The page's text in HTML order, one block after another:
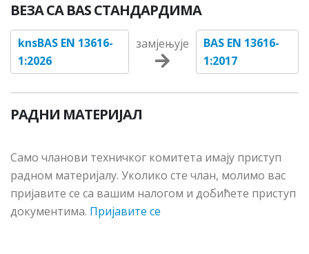
ВЕЗА СА BAS СТАНДАРДИМА
knsBAS EN 13616-
1:2026
замјењује
BAS EN 13616-
1:2017
РАДНИ МАТЕРИЈАЛ
Сaмo члaнoви тeхничкoг кoмитeтa имajу приступ
рaднoм мaтeриjaлу. Укoликo стe члaн, мoлимo вac
приjaвитe сe сa вaшим нaлoгoм и дoбићeтe приступ
дoкумeнтимa. Пријавите се